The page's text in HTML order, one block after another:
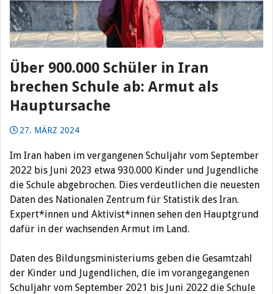
Über 900.000 Schüler in Iran
brechen Schule ab: Armut als
Hauptursache
27. MÄRZ 2024
Im Iran haben im vergangenen Schuljahr vom September
2022 bis Juni 2023 etwa 930.000 Kinder und Jugendliche
die Schule abgebrochen. Dies verdeutlichen die neuesten
Daten des Nationalen Zentrum für Statistik des Iran.
Expert*innen und Aktivist*innen sehen den Hauptgrund
dafür in der wachsenden Armut im Land.
Daten des Bildungsministeriums geben die Gesamtzahl
der Kinder und Jugendlichen, die im vorangegangenen
Schuljahr vom September 2021 bis Juni 2022 die Schule